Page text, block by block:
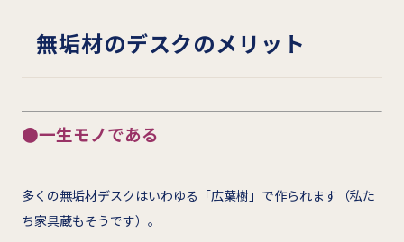
無垢材のデスクのメリット
●一生モノである
多くの無垢材デスクはいわゆる「広葉樹」で作られます（私た
ち家具蔵もそうです）。